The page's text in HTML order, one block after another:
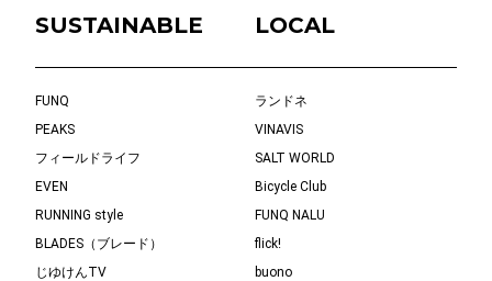
SUSTAINABLE
LOCAL
FUNQ
ランドネ
PEAKS
VINAVIS
フィールドライフ
SALT WORLD
EVEN
Bicycle Club
RUNNING style
FUNQ NALU
BLADES（ブレード）
flick!
じゆけんTV
buono